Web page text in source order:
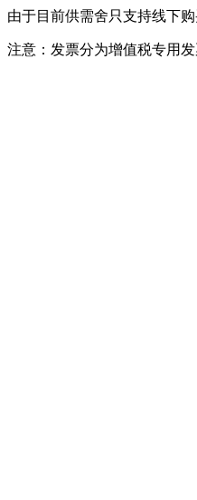
由于目前供需舍只支持线下
注意：发票分为增值税专用